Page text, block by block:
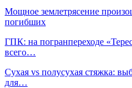
Мощное землетрясение
погибших
ГПК: на погранпереходе
всего…
Сухая vs полусухая стяжка:
для…